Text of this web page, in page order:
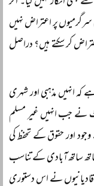
پر اعتراض نہیں
کر سکتے ہیں؟ دراصل
کہ انہیں مذہبی اور شہری
نے جب انہیں غیر مسلم
اور حقوق کے تحفظ کی
ساتھ آبادی کے تناسب
قادیانیوں نے اس دستوری